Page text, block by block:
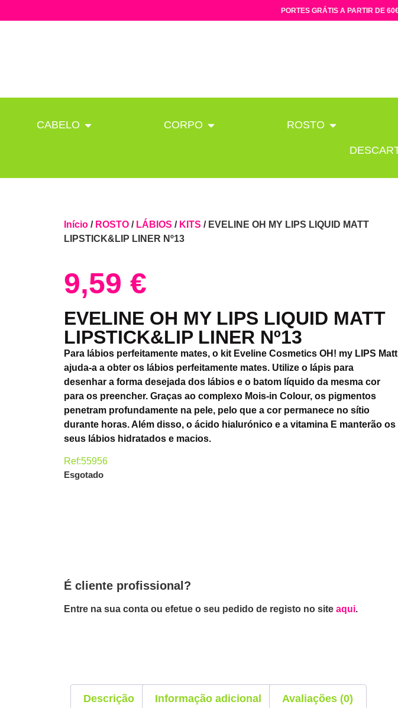
PORTES GRÁTIS A PARTIR DE
CABELO CORPO ROSTO
Início/ ROSTO/ LÁBIOS / KITS / EVELINE OH MY LIPS LIQUID MATT
LIPSTICK&LIP LINER Nº13
9,59 €
EVELINE OH MY LIPS LIQUID MATT
LIPSTICK&LIP LINER Nº13
Para lábios perfeitamente mates, o kit Eveline Cosmetics OH! my LIPS Matt
ajuda-a a obter os lábios perfeitamente mates. Utilize o lápis para
desenhar a forma desejada dos lábios e o batom líquido da mesma cor
para os preencher. Graças ao complexo Mois-in Colour, os pigmentos
penetram profundamente na pele, pelo que a cor permanece no sítio
durante horas. Além disso, o ácido hialurónico e a vitamina E manterão os
seus lábios hidratados e macios.
Ref:55956
Esgotado
É cliente profissional?
Entre na sua conta ou efetue o seu pedido de registo no site aqui.
Descrição Informação adicional Avaliações (0)